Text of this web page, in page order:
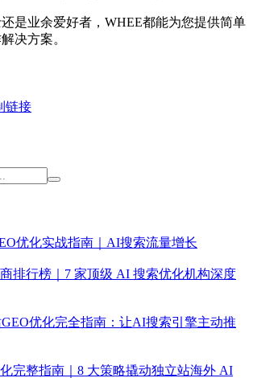
是业余爱好者，WHEE都能为您提供简单
决方案。
链接
优化实战指南｜AI搜索流量增长
排行榜｜7 家顶级 AI 搜索优化机构深度
优化完全指南：让AI搜索引擎主动推
完整指南｜8 大策略撬动独立站海外 AI